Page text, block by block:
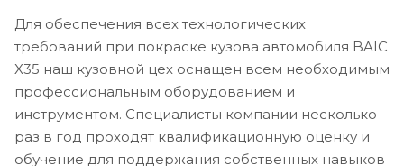
Для обеспечения всех технологических
требований при покраске кузова автомобиля BAIC
X35 наш кузовной цех оснащен всем необходимым
профессиональным оборудованием и
инструментом. Специалисты компании несколько
раз в год проходят квалификационную оценку и
обучение для поддержания собственных навыков